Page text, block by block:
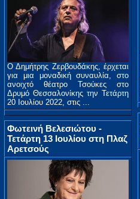
Ο Δημήτρης Ζερβουδάκης, έρχεται
για μια μοναδική συναυλία, στο
ανοιχτό θέατρο Τσούκες στο
Δρυμό Θεσσαλονίκης την Τετάρτη
20 Ιουλίου 2022, στις ...
Φωτεινή Βελεσιώτου -
Τετάρτη 13 Ιουλίου στη Πλαζ
Αρετσούς